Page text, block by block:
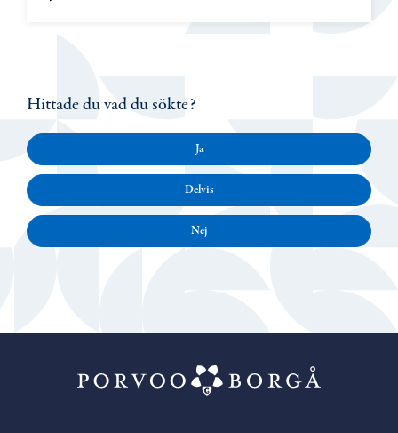
Hittade du vad du sökte?
Ja
Delvis
Nej